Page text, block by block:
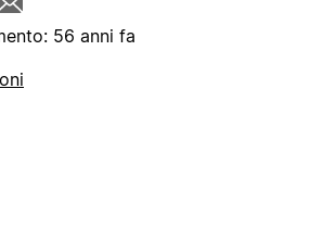
56 anni fa